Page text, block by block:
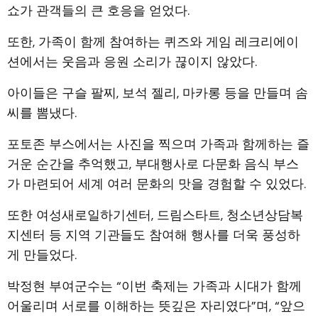
쇼가 관객들의 큰 호응을 얻었다.
또한, 가족이 함께 참여하는 퀴즈와 게임 레크리에이
션에서는 웃음과 응원 소리가 끊이지 않았다.
아이들은 구슬 팔찌, 보석 젤리, 마카롱 등을 만들며 솜
씨를 뽐냈다.
포토존 부스에서는 사진을 찍으며 가족과 함께하는 즐
거운 순간을 추억했고, 부대행사로 다문화 음식 부스
가 마련되어 세계 여러 문화의 맛을 경험할 수 있었다.
또한 여성새로일하기센터, 드림스타트, 청소년상담복
지센터 등 지역 기관들도 참여해 행사를 더욱 풍성하
게 만들었다.
박정현 부여군수는 “이번 축제는 가족과 시대가 함께
어울리며 서로를 이해하는 뜻깊은 자리였다”며, “앞으